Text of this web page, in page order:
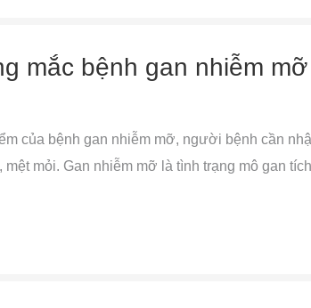
mắc bệnh gan nhiễm mỡ
của bệnh gan nhiễm mỡ, người bệnh cần
mỏi. Gan nhiễm mỡ là tình trạng mô gan